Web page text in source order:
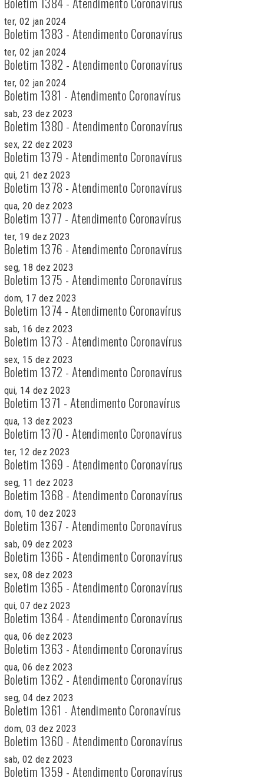
ter, 02 jan 2024
Boletim 1383 - Atendimento Coronavírus
ter, 02 jan 2024
Boletim 1382 - Atendimento Coronavírus
ter, 02 jan 2024
Boletim 1381 - Atendimento Coronavírus
sab, 23 dez 2023
Boletim 1380 - Atendimento Coronavírus
sex, 22 dez 2023
Boletim 1379 - Atendimento Coronavírus
qui, 21 dez 2023
Boletim 1378 - Atendimento Coronavírus
qua, 20 dez 2023
Boletim 1377 - Atendimento Coronavírus
ter, 19 dez 2023
Boletim 1376 - Atendimento Coronavírus
seg, 18 dez 2023
Boletim 1375 - Atendimento Coronavírus
dom, 17 dez 2023
Boletim 1374 - Atendimento Coronavírus
sab, 16 dez 2023
Boletim 1373 - Atendimento Coronavírus
sex, 15 dez 2023
Boletim 1372 - Atendimento Coronavírus
qui, 14 dez 2023
Boletim 1371 - Atendimento Coronavírus
qua, 13 dez 2023
Boletim 1370 - Atendimento Coronavírus
ter, 12 dez 2023
Boletim 1369 - Atendimento Coronavírus
seg, 11 dez 2023
Boletim 1368 - Atendimento Coronavírus
dom, 10 dez 2023
Boletim 1367 - Atendimento Coronavírus
sab, 09 dez 2023
Boletim 1366 - Atendimento Coronavírus
sex, 08 dez 2023
Boletim 1365 - Atendimento Coronavírus
qui, 07 dez 2023
Boletim 1364 - Atendimento Coronavírus
qua, 06 dez 2023
Boletim 1363 - Atendimento Coronavírus
qua, 06 dez 2023
Boletim 1362 - Atendimento Coronavírus
seg, 04 dez 2023
Boletim 1361 - Atendimento Coronavírus
dom, 03 dez 2023
Boletim 1360 - Atendimento Coronavírus
sab, 02 dez 2023
Boletim 1359 - Atendimento Coronavírus